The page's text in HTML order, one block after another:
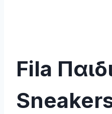
Fila